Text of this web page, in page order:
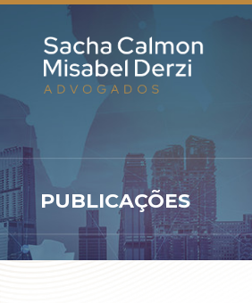
PUBLICAÇÕES